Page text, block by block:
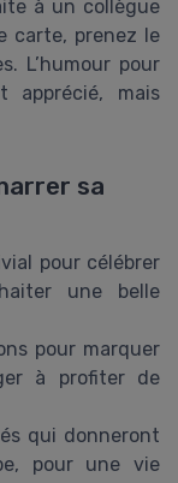
à un collègue
carte, prenez le
L’humour pour
apprécié, mais
sa
pour célébrer
une belle
pour marquer
à profiter de
qui donneront
pour une vie